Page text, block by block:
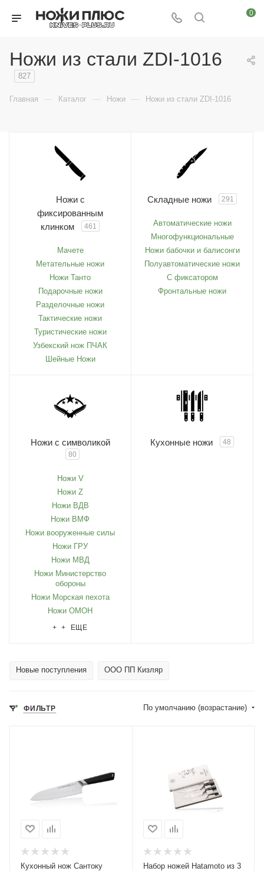
0
Ножи из стали ZDI-1016
827
Главная — Каталог — Ножи — Ножи из стали ZDI-1016
Ножи с
фиксированным
клинком
461
Мачете
Метательные ножи
Ножи Танто
Подарочные ножи
Разделочные ножи
Тактические ножи
Туристические ножи
Узбекский нож ПЧАК
Шейные Ножи
Складные ножи 291
Автоматические ножи
Многофункциональные
Ножи бабочки и балисонги
Полуавтоматические ножи
С фиксатором
Фронтальные ножи
Ножи с символикой
80
Ножи V
Ножи Z
Ножи ВДВ
Ножи ВМФ
Ножи вооруженные силы
Ножи ГРУ
Ножи МВД
Ножи Министерство
обороны
Ножи Морская пехота
Ножи ОМОН
+ + ЕЩЕ
Кухонные ножи 48
Новые поступления ООО ПП Кизляр
ФИЛЬТР По умолчанию (возрастание)
Кухонный нож Сантоку
Набор ножей Hatamoto из 3